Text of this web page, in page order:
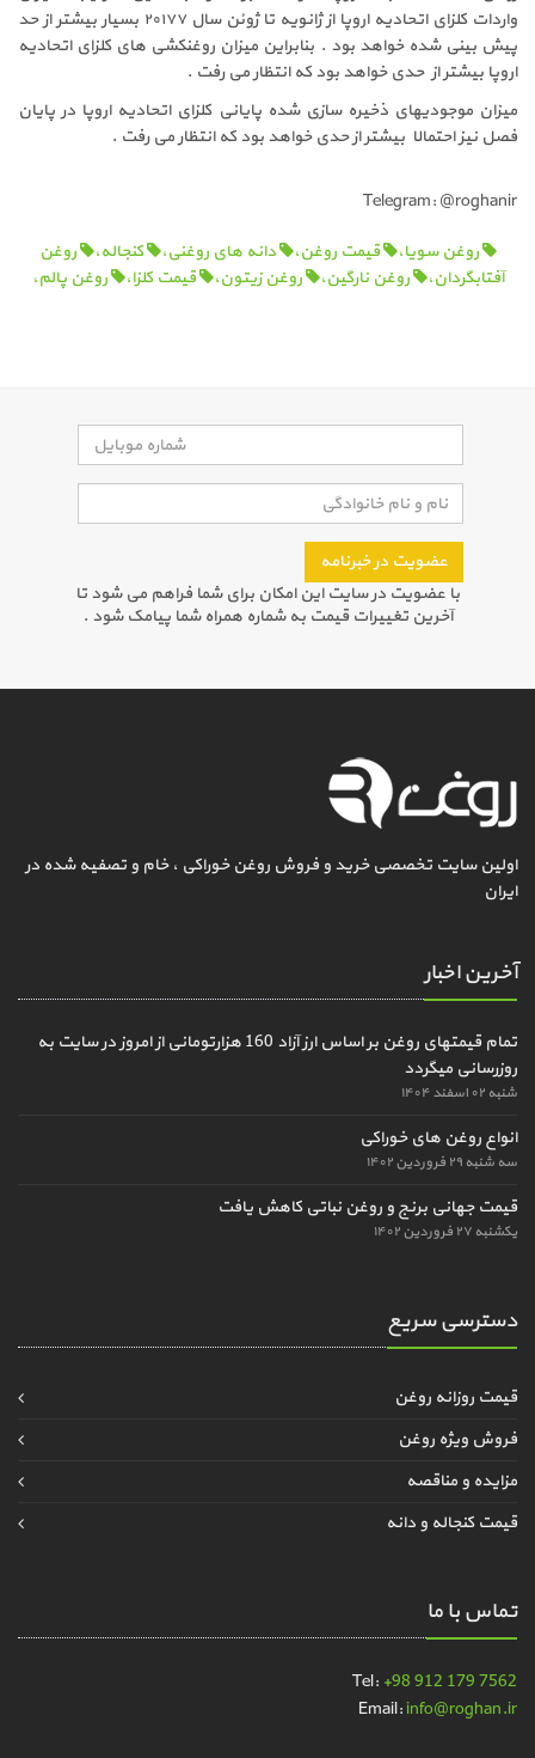
واردات کلزای اتحادیه اروپا از ژانویه تا ژوئن سال ۲۰۱۷۷ بسیار بیشتر از حد
پیش بینی شده خواهد بود . بنابراین میزان روغنکشی های کلزای اتحادیه
اروپا بیشتر از حدی خواهد بود که انتظار می رفت .
میزان موجودیهای ذخیره سازی شده پایانی کلزای اتحادیه اروپا در پایان
فصل نیز احتمالا بیشتر از حدی خواهد بود که انتظار می رفت .
Telegram: @roghanir
روغن سویا،
قیمت روغن، دانه های روغنی، کنجاله،
روغن
آفتابگردان،
روغن نارگین، روغن زیتون، قیمت کلزا، روغن پالم،
عضویت در خبرنامه
با عضویت در سایت این امکان برای شما فراهم می شود تا
آخرین تغییرات قیمت به شماره همراه شما پیامک شود .
اولین سایت تخصصی خرید و فروش روغن خوراکی ، خام و تصفیه شده در
ایران
آخرین اخبار
تمام قیمتهای روغن بر اساس ارز آزاد 160 هزارتومانی از امروز در سایت به
روزرسانی میگردد
شنبه ۰۲ اسفند ۱۴۰۴
انواع روغن های خوراکی
سه شنبه ۲۹ فروردین ۱۴۰۲
قیمت جهانی برنج و روغن نباتی کاهش یافت
یکشنبه ۲۷ فروردین ۱۴۰۲
دسترسی سریع
قیمت روزانه روغن
فروش ویژه روغن
مزایده و مناقصه
قیمت کنجاله و دانه
تماس با ما
Tel: +98 912 179 7562
Email:info@roghan.ir